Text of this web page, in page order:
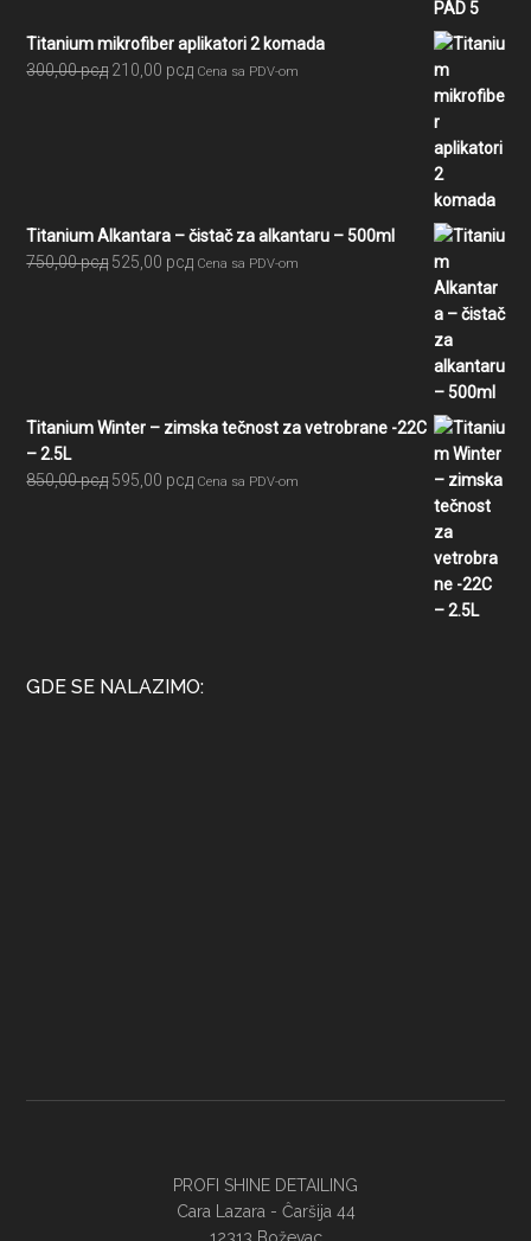
Titanium mikrofiber aplikatori 2 komada
300,00рсд Originalna
210,00 рсдTrenutna
Cena sa PDV-om
Titanium Alkantara – čistač za alkantaru – 500ml
750,00рсд Originalna
525,00 рсдTrenutna
Cena sa PDV-om
Titanium Winter – zimska tečnost za vetrobrane -22C
– 2.5L
850,00рсд Originalna
595,00 рсдTrenutna
Cena sa PDV-om
GDE SE NALAZIMO:
PROFI SHINE DETAILING
Cara Lazara - Ĉaršija 44